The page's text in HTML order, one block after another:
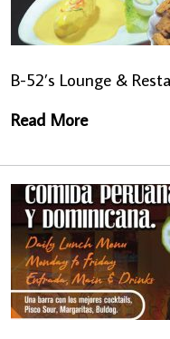
B-52’s Lounge &
Read More